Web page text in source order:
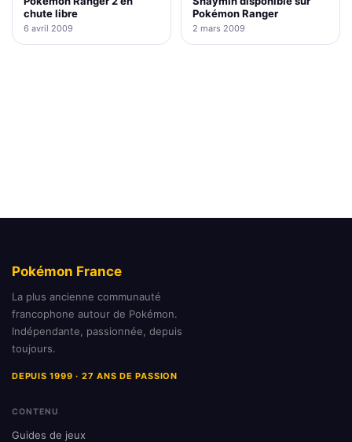
chute libre
6 avril 2009
Pokémon Ranger
2 mars 2009
Pokémon France
La plus ancienne communauté
francophone autour de Pokémon.
Indépendante, passionnée, depuis
toujours.
DEPUIS 1999 · 27 ANS DE PASSION
CONTENU
Guides de jeux